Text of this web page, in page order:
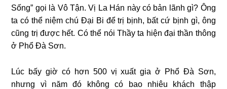
Sống” gọi là Vô Tận. Vị La Hán này có bản lãnh gì? Ông
ta có thể niệm chú Đại Bi để trị bịnh, bất cứ bịnh gì, ông
cũng trị được hết. Có thể nói Thầy ta hiện đại thần thông
ở Phổ Đà Sơn.
Lúc bấy giờ có hơn 500 vị xuất gia ở Phổ Đà Sơn,
nhưng vì năm đó không có bao nhiêu khách thập